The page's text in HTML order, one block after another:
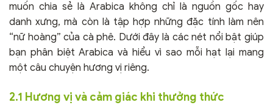
muốn chia sẻ là Arabica không chỉ là nguồn gốc hay
danh xưng, mà còn là tập hợp những đặc tính làm nên
“nữ hoàng” của cà phê. Dưới đây là các nét nổi bật giúp
bạn phân biệt Arabica và hiểu vì sao mỗi hạt lại mang
một câu chuyện hương vị riêng.
2.1 Hương vị và cảm giác khi thưởng thức